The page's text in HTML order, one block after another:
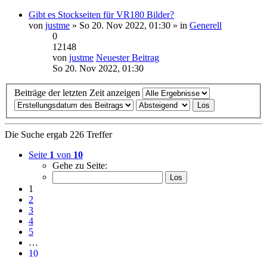
Gibt es Stockseiten für VR180 Bilder?
von justme » So 20. Nov 2022, 01:30 » in Generell
0
12148
von justme Neuester Beitrag
So 20. Nov 2022, 01:30
Beiträge der letzten Zeit anzeigen
Die Suche ergab 226 Treffer
Seite 1 von 10
Gehe zu Seite:
1
2
3
4
5
…
10